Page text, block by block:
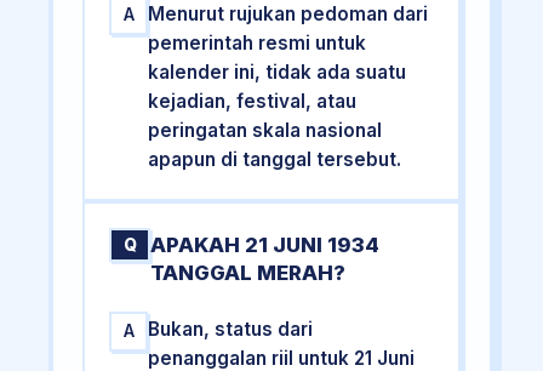
A
Menurut rujukan pedoman dari
pemerintah resmi untuk
kalender ini, tidak ada suatu
kejadian, festival, atau
peringatan skala nasional
apapun di tanggal tersebut.
Q
APAKAH 21 JUNI 1934
TANGGAL MERAH?
A
Bukan, status dari
penanggalan riil untuk 21 Juni